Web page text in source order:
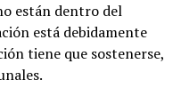
están dentro del
está debidamente
tiene que sostenerse,